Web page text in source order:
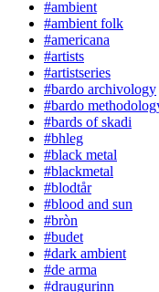
#ambient
#ambient folk
#americana
#artists
#artistseries
#bardo archivology
#bardo
#bards of skadi
#bhleg
#black metal
#blackmetal
#blodtår
#blood and sun
#bròn
#budet
#dark ambient
#de arma
#draugurinn